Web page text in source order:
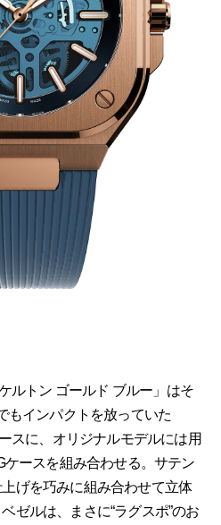
ルトン ゴールド ブルー」はそ
もインパクトを放っていた
スに、オリジナルモデルには用
ースを組み合わせる。サテン
げを巧みに組み合わせて立体
ゼルは、まさに“ラグスポ”のお